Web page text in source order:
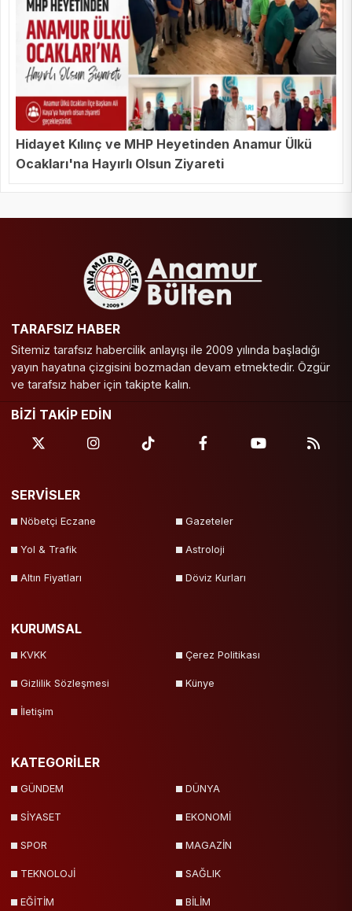
Hidayet Kılınç ve MHP Heyetinden Anamur Ülkü
Ocakları'na Hayırlı Olsun Ziyareti
TARAFSIZ HABER
Sitemiz tarafsız habercilik anlayışı ile 2009 yılında başladığı
yayın hayatına çizgisini bozmadan devam etmektedir. Özgür
ve tarafsız haber için takipte kalın.
BİZİ TAKİP EDİN
SERVİSLER
Nöbetçi Eczane Gazeteler
Yol & Trafik Astroloji
Altın Fiyatları Döviz Kurları
KURUMSAL
KVKK Çerez Politikası
Gizlilik Sözleşmesi Künye
İletişim
KATEGORİLER
GÜNDEM DÜNYA
SİYASET EKONOMİ
SPOR MAGAZİN
TEKNOLOJİ SAĞLIK
EĞİTİM BİLİM